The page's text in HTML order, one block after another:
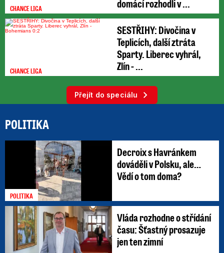
CHANCE LIGA
domácí rozhodli v ...
CHANCE LIGA
SESTŘIHY: Divočina v
Teplicích, další ztráta
Sparty. Liberec vyhrál,
Zlín - ...
Přejít do speciálu
POLITIKA
POLITIKA
Decroix s Havránkem
dováděli v Polsku, ale…
Vědí o tom doma?
Vláda rozhodne o střídání
času: Šťastný prosazuje
jen ten zimní